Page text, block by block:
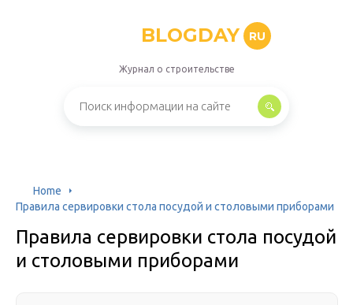
BLOGDAY RU
Журнал о строительстве
Home
Правила сервировки стола посудой и столовыми приборами
Правила сервировки стола посудой
и столовыми приборами